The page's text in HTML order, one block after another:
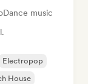
Dance music
Electropop
House